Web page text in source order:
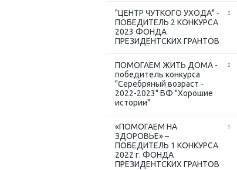
"ЦЕНТР ЧУТКОГО УХОДА" -
ПОБЕДИТЕЛЬ 2 КОНКУРСА
2023 ФОНДА
ПРЕЗИДЕНТСКИХ ГРАНТОВ
ПОМОГАЕМ ЖИТЬ ДОМА -
победитель конкурса
"Серебряный возраст -
2022-2023" БФ "Хорошие
истории"
«ПОМОГАЕМ НА
ЗДОРОВЬЕ» –
ПОБЕДИТЕЛЬ 1 КОНКУРСА
2022 г. ФОНДА
ПРЕЗИДЕНТСКИХ ГРАНТОВ